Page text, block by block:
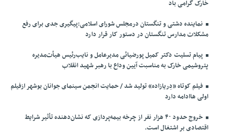
خارک گرامی باد
نماینده دشتی و تنگستان درمجلس شورای اسلامی:پیگیری جدی برای رفع
مشکلات مدارس تنگستان در دستور کار قرار دارد
پیام تسلیت دکتر کمیل پورضیائی مدیرعامل و نایب‌رئیس هیأت‌مدیره
پتروشیمی خارک به مناسبت آیین وداع با رهبر شهید انقلاب
فیلم کوتاه «دِریازاده» تولید شد / حمایت انجمن سینمای جوانان بوشهر ازفیلم
اولی هاادامه دارد
خروج حدود ۴۰ هزار نفر از چرخه بیمه‌پردازی که نشان‌دهنده تأثیر شرایط
اقتصادی بر اشتغال است.